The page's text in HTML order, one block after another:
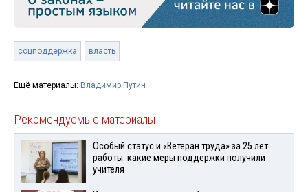
соцподдержка власть
Ещё материалы: Владимир Путин
Рекомендуемые материалы
Особый статус и «Ветеран труда» за 25 лет
работы: какие меры поддержки получили
учителя